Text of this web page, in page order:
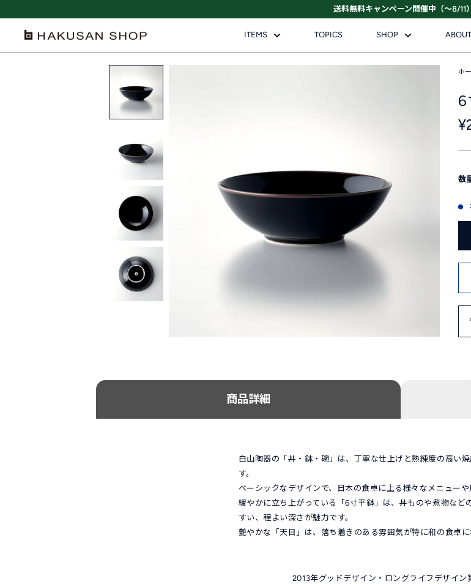
キ
プ
送料無料キャンペーン開催中（～8/11
HAKUSAN
SHOP
ITEMS TOPICS SHOP ABOUT
ホ
6
数
商品詳細
白山陶器の「丼・鉢・碗」は、丁寧な仕上げと熟練度の高い
す。
ベーシックなデザインで、日本の食卓に上る様々なメニューや
緩やかに立ち上がっている「6寸平鉢」は、丼ものや煮物など
すい、程よい深さが魅力です。
艶やかな「天目」は、落ち着きのある雰囲気が特に和の食卓に
2013年グッドデザイン・ロングライフデザイン